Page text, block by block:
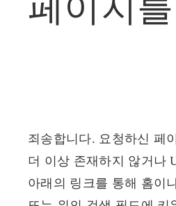
페이지를
죄송합니다. 요청하신 페
더 이상 존재하지 않거나
아래의 링크를 통해 홈이